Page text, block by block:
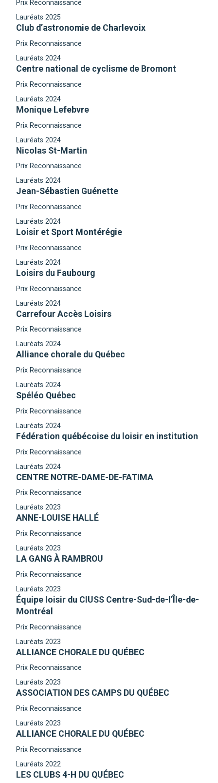
Prix Reconnaissance
Lauréats 2025
Club d’astronomie de Charlevoix
Prix Reconnaissance
Lauréats 2024
Centre national de cyclisme de Bromont
Prix Reconnaissance
Lauréats 2024
Monique Lefebvre
Prix Reconnaissance
Lauréats 2024
Nicolas St-Martin
Prix Reconnaissance
Lauréats 2024
Jean-Sébastien Guénette
Prix Reconnaissance
Lauréats 2024
Loisir et Sport Montérégie
Prix Reconnaissance
Lauréats 2024
Loisirs du Faubourg
Prix Reconnaissance
Lauréats 2024
Carrefour Accès Loisirs
Prix Reconnaissance
Lauréats 2024
Alliance chorale du Québec
Prix Reconnaissance
Lauréats 2024
Spéléo Québec
Prix Reconnaissance
Lauréats 2024
Fédération québécoise du loisir en institution
Prix Reconnaissance
Lauréats 2024
CENTRE NOTRE-DAME-DE-FATIMA
Prix Reconnaissance
Lauréats 2023
ANNE-LOUISE HALLÉ
Prix Reconnaissance
Lauréats 2023
LA GANG À RAMBROU
Prix Reconnaissance
Lauréats 2023
Équipe loisir du CIUSS Centre-Sud-de-l’Île-de-
Montréal
Prix Reconnaissance
Lauréats 2023
ALLIANCE CHORALE DU QUÉBEC
Prix Reconnaissance
Lauréats 2023
ASSOCIATION DES CAMPS DU QUÉBEC
Prix Reconnaissance
Lauréats 2023
ALLIANCE CHORALE DU QUÉBEC
Prix Reconnaissance
Lauréats 2022
LES CLUBS 4-H DU QUÉBEC